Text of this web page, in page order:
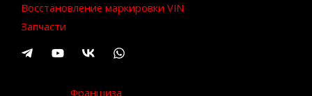
Восстановление маркировки VIN
Запчасти
Франшиза